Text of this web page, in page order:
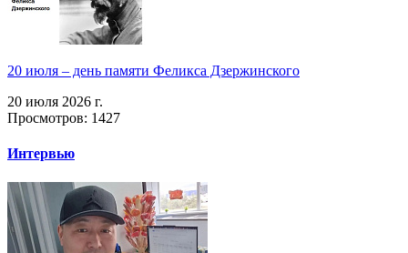
20 июля – день памяти Феликса Дзержинского
20 июля 2026 г.
Просмотров: 1427
Интервью